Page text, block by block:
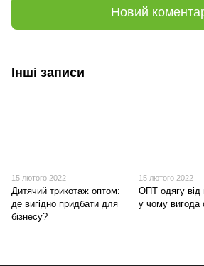
Новий
Інші записи
15 лютого 2022
Дитячий трикотаж оптом:
де вигідно придбати для
бізнесу?
15 лютого 2022
ОПТ одягу від
у чому вигода